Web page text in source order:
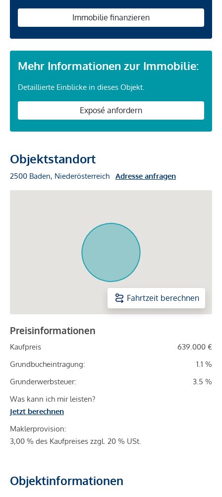
Immobilie finanzieren
Mehr Informationen zur Immobilie:
Detaillierte Einblicke in dieses Objekt.
Exposé anfordern
Objektstandort
2500 Baden, Niederösterreich Adresse anfragen
Fahrtzeit berechnen
Preisinformationen
Kaufpreis
639.000 €
Grundbucheintragung:
1.1 %
Grunderwerbsteuer:
3.5 %
Was kann ich mir leisten?
Jetzt berechnen
Maklerprovision:
3,00 % des Kaufpreises zzgl. 20 % USt.
Objektinformationen